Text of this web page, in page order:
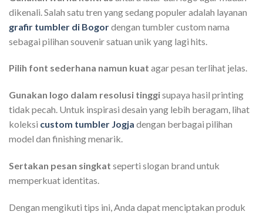
dikenali. Salah satu tren yang sedang populer adalah layanan
grafir tumbler di Bogordengan tumbler custom nama
sebagai pilihan souvenir satuan unik yang lagi hits.
Pilih font sederhana namun kuat agar pesan terlihat jelas.
Gunakan logo dalam resolusi tinggisupaya hasil printing
tidak pecah. Untuk inspirasi desain yang lebih beragam, lihat
koleksi custom tumbler Jogja dengan berbagai pilihan
model dan finishing menarik.
Sertakan pesan singkat seperti slogan brand untuk
memperkuat identitas.
Dengan mengikuti tips ini, Anda dapat menciptakan produk